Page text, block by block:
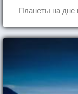
Планеты на дне